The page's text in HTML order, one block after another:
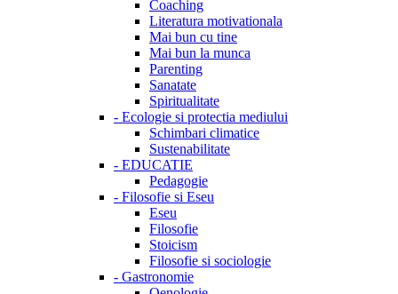
Coaching
Literatura motivationala
Mai bun cu tine
Mai bun la munca
Parenting
Sanatate
Spiritualitate
- Ecologie si protectia mediului
Schimbari climatice
Sustenabilitate
- EDUCATIE
Pedagogie
- Filosofie si Eseu
Eseu
Filosofie
Stoicism
Filosofie si sociologie
- Gastronomie